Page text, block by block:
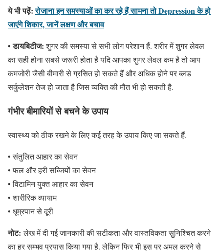
ये भी पढ़ें:रोजाना इन समस्याओं का कर रहे हैं सामना तो Depression के हो
जाएंगे शिकार, जानें लक्षण और बचाव
• डायबिटीज:शुगर की समस्या से सभी लोग परेशान हैं. शरीर में शुगर लेवल
का सही होना सबसे जरूरी होता है यदि आपका शुगर लेवल कम है तो आप
कमजोरी जैसी बीमारी से ग्रसित हो सकते हैं और अधिक होने पर ब्लड
सर्कुलेशन तेज हो जाता है जिस व्यक्ति की मौत भी हो सकती है.
गंभीर बीमारियों से बचने के उपाय
स्वास्थ्य को ठीक रखने के लिए कई तरह के उपाय किए जा सकते हैं.
• संतुलित आहार का सेवन
• फल और हरी सब्जियों का सेवन
• विटामिन युक्त आहार का सेवन
• शारीरिक व्यायाम
• धूम्रपान से दूरी
नोट: लेख में दी गई जानकारी की सटीकता और वास्तविकता सुनिश्चित करने
का हर सम्भव प्रयास किया गया है. लेकिन फिर भी इस पर अमल करने से